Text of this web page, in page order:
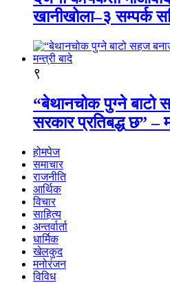
खानीखोला–३ सम्पर्क
९
“बेथानचोक पुग्ने बाटो
सरकार प्रतिबद्ध छ” –
होमपेज
समाचार
राजनीति
आर्थिक
विचार
साहित्य
अन्तर्वार्ता
धार्मिक
खेलकुद
मनोरंजन
विविध